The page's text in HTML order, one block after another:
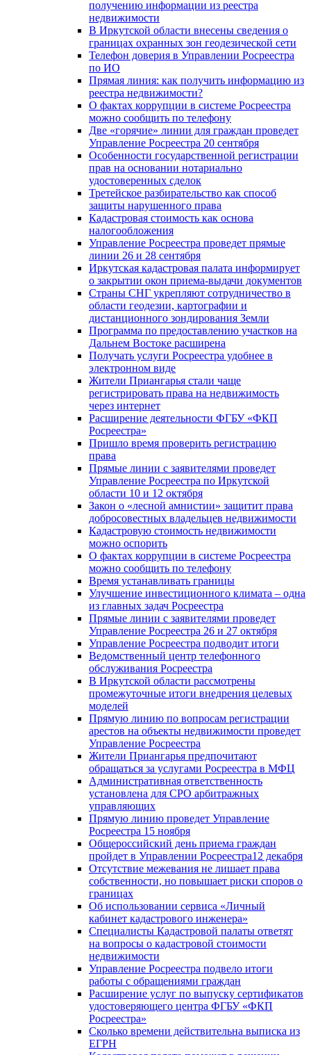
получению информации из реестра
недвижимости
В Иркутской области внесены сведения о
границах охранных зон геодезической сети
Телефон доверия в Управлении Росреестра
по ИО
Прямая линия: как получить информацию из
реестра недвижимости?
О фактах коррупции в системе Росреестра
можно сообщить по телефону
Две «горячие» линии для граждан проведет
Управление Росреестра 20 сентября
Особенности государственной регистрации
прав на основании нотариально
удостоверенных сделок
Третейское разбирательство как способ
защиты нарушенного права
Кадастровая стоимость как основа
налогообложения
Управление Росреестра проведет прямые
линии 26 и 28 сентября
Иркутская кадастровая палата информирует
о закрытии окон приема-выдачи документов
Страны СНГ укрепляют сотрудничество в
области геодезии, картографии и
дистанционного зондирования Земли
Программа по предоставлению участков на
Дальнем Востоке расширена
Получать услуги Росреестра удобнее в
электронном виде
Жители Приангарья стали чаще
регистрировать права на недвижимость
через интернет
Расширение деятельности ФГБУ «ФКП
Росреестра»
Пришло время проверить регистрацию
права
Прямые линии с заявителями проведет
Управление Росреестра по Иркутской
области 10 и 12 октября
Закон о «лесной амнистии» защитит права
добросовестных владельцев недвижимости
Кадастровую стоимость недвижимости
можно оспорить
О фактах коррупции в системе Росреестра
можно сообщить по телефону
Время устанавливать границы
Улучшение инвестиционного климата – одна
из главных задач Росреестра
Прямые линии с заявителями проведет
Управление Росреестра 26 и 27 октября
Управление Росреестра подводит итоги
Ведомственный центр телефонного
обслуживания Росреестра
В Иркутской области рассмотрены
промежуточные итоги внедрения целевых
моделей
Прямую линию по вопросам регистрации
арестов на объекты недвижимости проведет
Управление Росреестра
Жители Приангарья предпочитают
обращаться за услугами Росреестра в МФЦ
Административная ответственность
установлена для СРО арбитражных
управляющих
Прямую линию проведет Управление
Росреестра 15 ноября
Общероссийский день приема граждан
пройдет в Управлении Росреестра12 декабря
Отсутствие межевания не лишает права
собственности, но повышает риски споров о
границах
Об использовании сервиса «Личный
кабинет кадастрового инженера»
Специалисты Кадастровой палаты ответят
на вопросы о кадастровой стоимости
недвижимости
Управление Росреестра подвело итоги
работы с обращениями граждан
Расширение услуг по выпуску сертификатов
удостоверяющего центра ФГБУ «ФКП
Росреестра»
Сколько времени действительна выписка из
ЕГРН